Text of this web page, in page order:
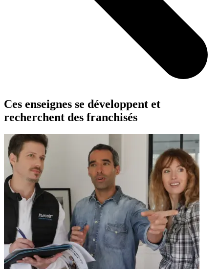
Ces enseignes se développent et
recherchent des franchisés